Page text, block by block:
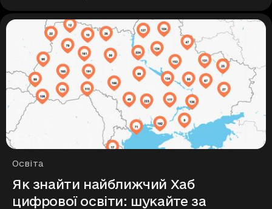
Рубрики
Освіта
Як знайти найближчий Хаб
цифрової освіти: шукайте за